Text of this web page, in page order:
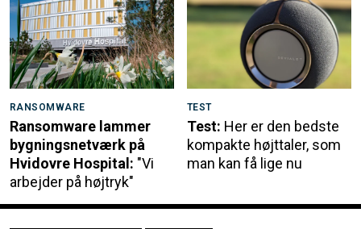
RANSOMWARE
Ransomware lammer
bygningsnetværk på
Hvidovre Hospital: "Vi
arbejder på højtryk"
TEST
Test: Her er den bedste
kompakte højttaler, som
man kan få lige nu